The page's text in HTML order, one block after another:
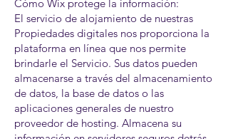
Cómo Wix protege la información:
El servicio de alojamiento de nuestras
Propiedades digitales nos proporciona la
plataforma en línea que nos permite
brindarle el Servicio. Sus datos pueden
almacenarse a través del almacenamiento
de datos, la base de datos o las
aplicaciones generales de nuestro
proveedor de hosting. Almacena su